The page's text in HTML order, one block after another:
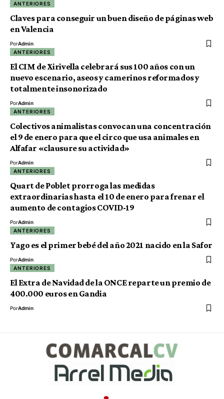
ANTERIORES
Claves para conseguir un buen diseño de páginas web
en Valencia
PorAdmin
ANTERIORES
El CIM de Xirivella celebrará sus 100 años con un
nuevo escenario, aseos y camerinos reformados y
totalmente insonorizado
PorAdmin
ANTERIORES
Colectivos animalistas convocan una concentración
el 9 de enero para que el circo que usa animales en
Alfafar «clausure su actividad»
PorAdmin
ANTERIORES
Quart de Poblet prorroga las medidas
extraordinarias hasta el 10 de enero para frenar el
aumento de contagios COVID-19
PorAdmin
ANTERIORES
Yago es el primer bebé del año 2021 nacido en la Safor
PorAdmin
ANTERIORES
El Extra de Navidad de la ONCE reparte un premio de
400.000 euros en Gandia
PorAdmin